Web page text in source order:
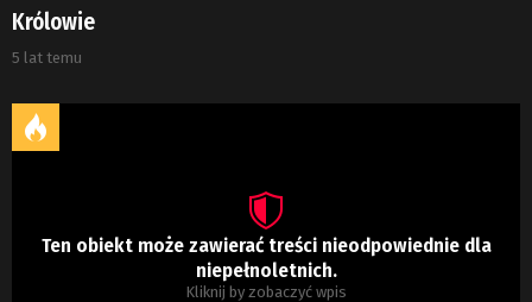
Królowie
5 lat temu
Ten obiekt może zawierać treści nieodpowiednie dla
niepełnoletnich.
Kliknij by zobaczyć wpis